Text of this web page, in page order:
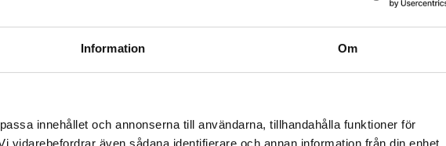
Information Om
innehållet och annonserna till användarna, tillhandahålla funktioner för
vidarebefordrar även sådana identifierare och annan information från din enhet